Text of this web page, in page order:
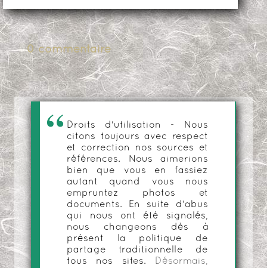
0 commentaire
Droits d'utilisation - Nous
citons toujours avec respect
et correction nos sources et
références. Nous aimerions
bien que vous en fassiez
autant quand vous nous
empruntez photos et
documents. En suite d'abus
qui nous ont été signalés,
nous changeons dès à
présent la politique de
partage traditionnelle de
tous nos sites.
Désormais,